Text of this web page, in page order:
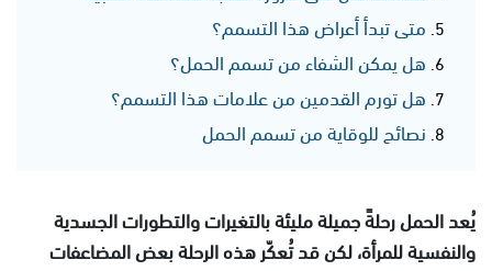
متى تبدأ أعراض هذا التسمم؟
هل يمكن الشفاء من تسمم الحمل؟
هل تورم القدمين من علامات هذا التسمم؟
نصائح للوقاية من تسمم الحمل
يُعد الحمل رحلةً جميلة مليئة بالتغيرات والتطورات الجسدية
والنفسية للمرأة، لكن قد تُعكّر هذه الرحلة بعض المضاعفات